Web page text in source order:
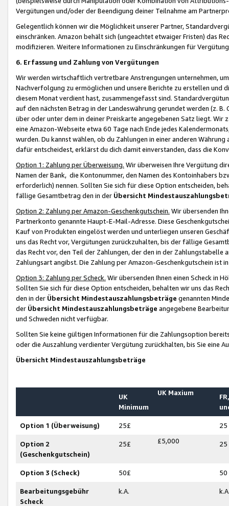
Vergütungen und/oder der Beendigung deiner Teilnahme am
Gelegentlich können wir die Möglichkeit unserer Partner,
einschränken. Amazon behält sich (ungeachtet etwaiger Fristen) das
modifizieren. Weitere Informationen zu Einschränkungen für
6. Erfassung und Zahlung von Vergütungen
Wir werden wirtschaftlich vertretbare Anstrengungen unternehmen,
Nachverfolgung zu ermöglichen und unsere Berichte zu erstellen und
diesem Monat verdient hast, zusammengefasst sind.
auf den nächsten Betrag in der Landeswährung gerundet werden (z.
über oder unter dem in deiner Preiskarte angegebenen Satz liegt.
eine Amazon-Webseite etwa 60 Tage nach Ende jedes
wurden. Du kannst wählen, ob du Zahlungen in einer anderen
dafür entscheidest, erklärst du dich damit einverstanden, dass die
Option 1: Zahlung per Überweisung. Wir überweisen Ihre Vergütung
Namen der Bank, die Kontonummer, den Namen des Kontoinhabers
erforderlich) nennen. Sollten Sie sich für diese Option entscheiden,
fällige Gesamtbetrag den in der Übersicht
Option 2: Zahlung per Amazon-Geschenkgutschein. Wir übersenden
Partnerkonto genannte Haupt-E-Mail-Adresse. Diese
Kauf von Produkten eingelöst werden und unterliegen unseren
uns das Recht vor, Vergütungen zurückzuhalten, bis der fällige
das Recht vor, den Teil der Zahlungen, der den in der
Zahlungsart angibst. Die Zahlung per Amazon-Geschenkgutschein ist
Option 3: Zahlung per Scheck. Wir übersenden Ihnen einen Scheck in
Sollten Sie sich für diese Option entscheiden, behalten wir uns das
den in der Übersicht Mindestauszahlungsbeträge genannten
der Übersicht Mindestauszahlungsbeträge angegebene
und Schweden nicht verfügbar.
Sollten Sie keine gültigen Informationen für die Zahlungsoption
oder die Auszahlung verdienter Vergütung zurückhalten, bis Sie
Übersicht Mindestauszahlungsbeträge
UK
Minimum
UK Maxium
Option 1 (Überweisung) 25£ 25
Option 2
(Geschenkgutschein)
25£ £5,000 25
Option 3 (Scheck) 50£ 50
Bearbeitungsgebühr
Scheck
k.A.